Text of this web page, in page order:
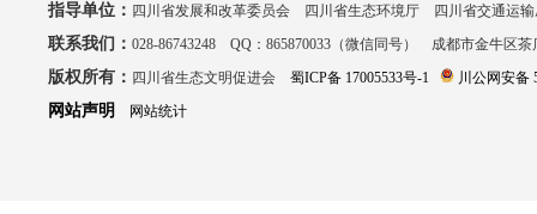
指导单位： 四川省发展和改革委员会 四川省生态环境厅 四川省交通运
联系我们： 028-86743248 QQ：865870033（微信同号） 成都市金牛区
版权所有： 四川省生态文明促进会 蜀ICP备 17005533号-1 川公网安备
网站声明 网站统计